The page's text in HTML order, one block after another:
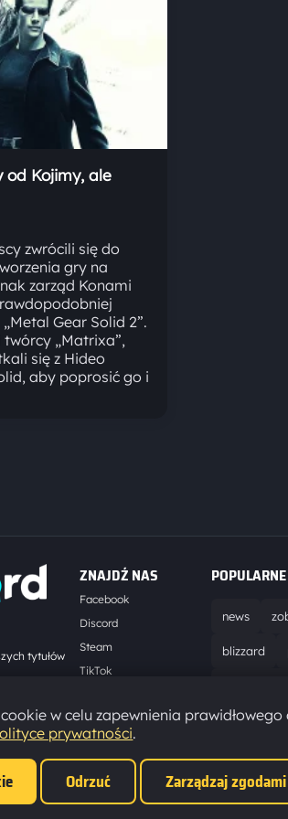
od Kojimy, ale
zwrócili się do
gry na
zarząd Konami
Gear Solid 2”.
„Matrixa”,
się z Hideo
aby poprosić go i
tytułów
roku.
ZNAJDŹ NAS
Facebook
Discord
Steam
TikTok
news
blizzard
w celu zapewnienia
prywatności.
Odrzuć Zarządzaj zgodami